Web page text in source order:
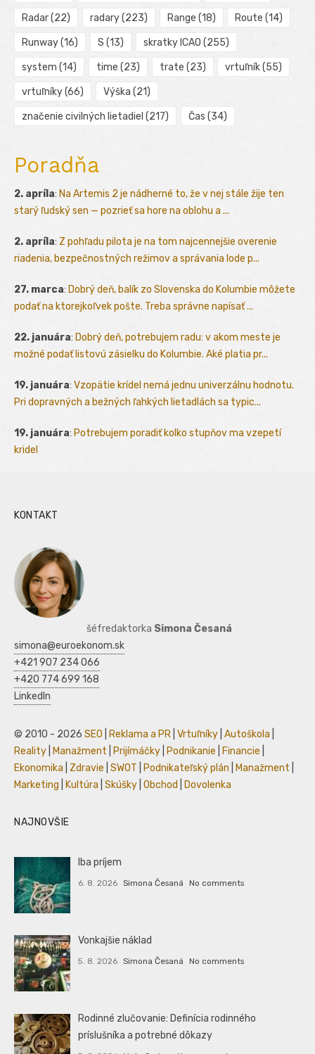
Radar(22) radary(223) Range (18) Route (14)
Runway(16) S (13) skratky ICAO (255)
system (14) time (23) trate (23) vrtuľník(55)
vrtuľníky(66) Výška (21)
značenie civilných lietadiel (217) Čas (34)
Poradňa
2. apríla: Na Artemis 2 je nádherné to, že v nej stále žije ten
starý ľudský sen — pozrieť sa hore na oblohu a ...
2. apríla: Z pohľadu pilota je na tom najcennejšie overenie
riadenia, bezpečnostných režimov a správania lode p...
27. marca: Dobrý deň, balík zo Slovenska do Kolumbie môžete
podať na ktorejkoľvek pošte. Treba správne napísať ...
22. januára: Dobrý deň, potrebujem radu: v akom meste je
možné podať listovú zásielku do Kolumbie. Aké platia pr...
19. januára: Vzopätie krídel nemá jednu univerzálnu hodnotu.
Pri dopravných a bežných ľahkých lietadlách sa typic...
19. januára: Potrebujem poradiť kolko stupňov ma vzepetí
kridel
KONTAKT
šéfredaktorka Simona Česaná
simona@euroekonom.sk
+421 907 234 066
+420 774 699 168
LinkedIn
© 2010 - 2026 SEO Reklama a PR Vrtuľníky Autoškola
Reality
Manažment Prijímáčky Podnikanie Financie
Ekonomika
Zdravie SWOT Podnikateľský plán Manažment
Marketing
Kultúra Skúšky Obchod Dovolenka
NAJNOVŠIE
Iba príjem
6. 8. 2026 Simona Česaná No comments
Vonkajšie náklad
5. 8. 2026 Simona Česaná No comments
Rodinné zlučovanie: Definícia rodinného
príslušníka a potrebné dôkazy